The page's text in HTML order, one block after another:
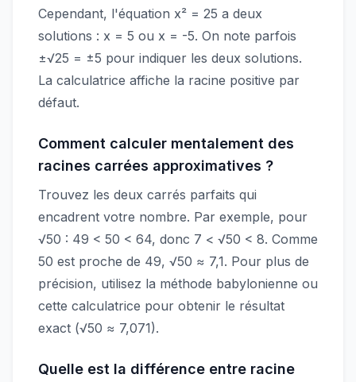
Cependant, l'équation x² = 25 a deux
solutions : x = 5 ou x = -5. On note parfois
±√25 = ±5 pour indiquer les deux solutions.
La calculatrice affiche la racine positive par
défaut.
Comment calculer mentalement des
racines carrées approximatives ?
Trouvez les deux carrés parfaits qui
encadrent votre nombre. Par exemple, pour
√50 : 49 < 50 < 64, donc 7 < √50 < 8. Comme
50 est proche de 49, √50 ≈ 7,1. Pour plus de
précision, utilisez la méthode babylonienne ou
cette calculatrice pour obtenir le résultat
exact (√50 ≈ 7,071).
Quelle est la différence entre racine